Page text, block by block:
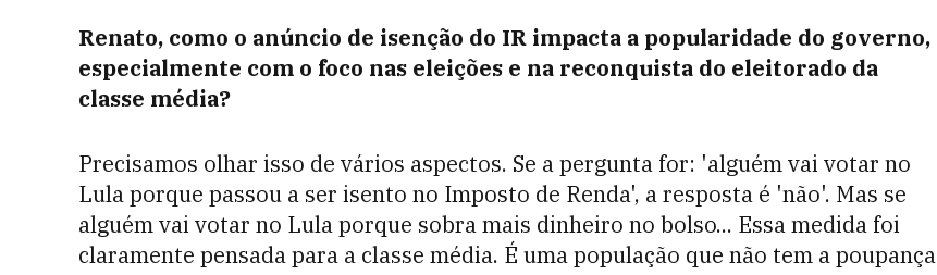
Renato, como o anúncio de isenção do IR impacta a popularidade do governo,
especialmente com o foco nas eleições e na reconquista do eleitorado da
classe média?
Precisamos olhar isso de vários aspectos. Se a pergunta for: 'alguém vai votar no
Lula porque passou a ser isento no Imposto de Renda', a resposta é 'não'. Mas se
alguém vai votar no Lula porque sobra mais dinheiro no bolso... Essa medida foi
claramente pensada para a classe média. É uma população que não tem a poupança